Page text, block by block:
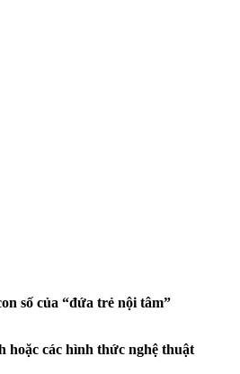
số của “đứa trẻ nội tâm”
hoặc các hình thức nghệ thuật